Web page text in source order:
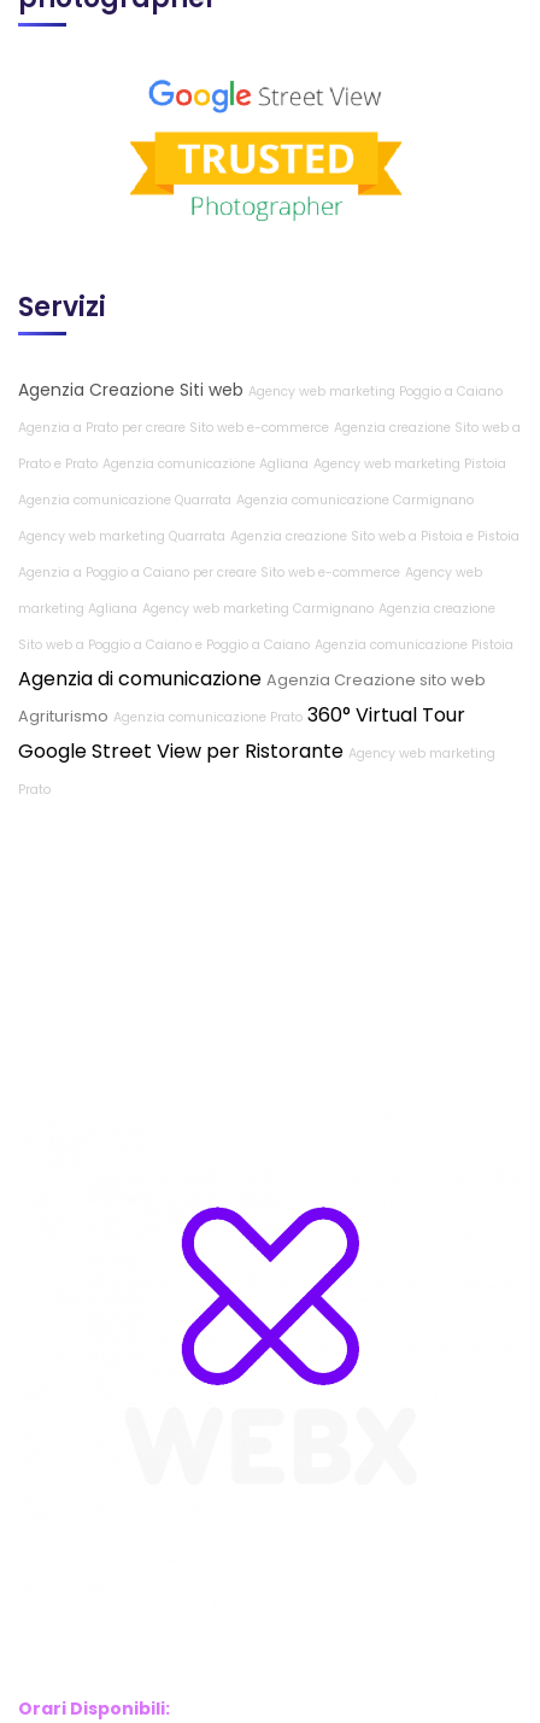
Servizi
Agenzia Creazione Siti web Agency web marketing Poggio a Caiano
Agenzia a Prato per creare Sito web e-commerce Agenzia creazione Sito web a
Prato e Prato Agenzia comunicazione Agliana Agency web marketing Pistoia
Agenzia comunicazione Quarrata Agenzia comunicazione Carmignano
Agency web marketing Quarrata Agenzia creazione Sito web a Pistoia e Pistoia
Agenzia a Poggio a Caiano per creare Sito web e-commerce Agency web
marketing Agliana Agency web marketing Carmignano Agenzia creazione
Sito web a Poggio a Caiano e Poggio a Caiano Agenzia comunicazione Pistoia
Agenzia di comunicazione Agenzia Creazione sito web
Agriturismo Agenzia comunicazione Prato 360° Virtual Tour
Google Street View per Ristorante Agency web marketing
Prato
Orari Disponibili: